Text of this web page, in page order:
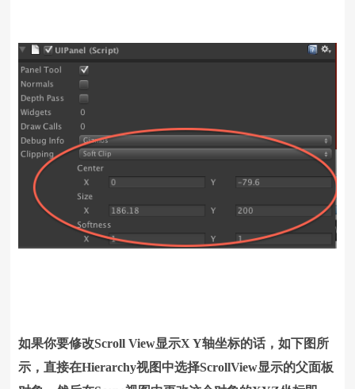
如果你要修改Scroll View显示X Y轴坐标的话，如下图所
示，直接在Hierarchy视图中选择ScrollView显示的父面板